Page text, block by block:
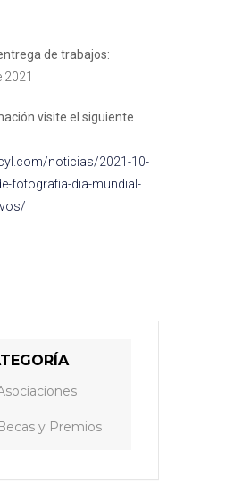
de trabajos:
2021
visite el siguiente
noticias/2021-10-
fotografia-dia-mundial-
y Premios